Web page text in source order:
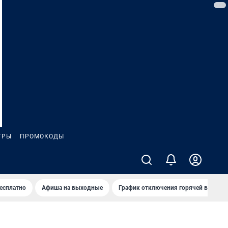
ПРОМОКОДЫ
Афиша на выходные График отключения горячей воды в